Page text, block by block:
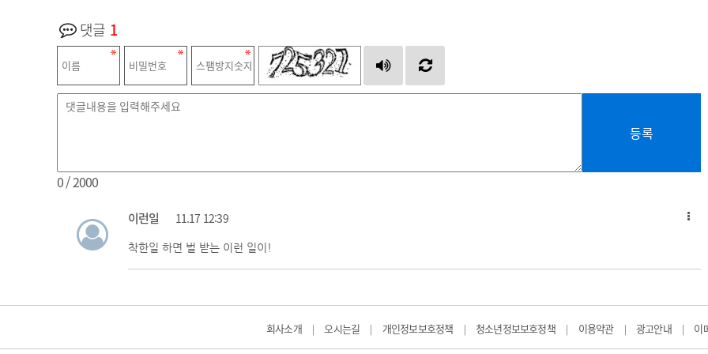
댓글 1
등록
0/ 2000
이런일 11.17 12:39
착한일 하면 벌 받는 이런 일이!
회사소개 | 오시는길 | 개인정보보호정책 | 청소년정보보호정책 | 이용약관 | 광고안내 | 이